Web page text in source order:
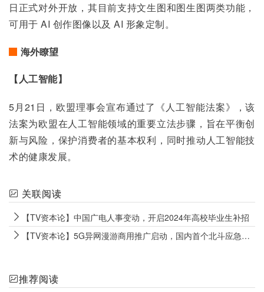
日正式对外开放，其目前支持文生图和图生图两类功能，
可用于 AI 创作图像以及 AI 形象定制。
海外瞭望
【人工智能】
5月21日，欧盟理事会宣布通过了《人工智能法案》，该
法案为欧盟在人工智能领域的重要立法步骤，旨在平衡创
新与风险，保护消费者的基本权利，同时推动人工智能技
术的健康发展。
关联阅读
【TV资本论】中国广电人事变动，开启2024年高校毕业生补招
【TV资本论】5G异网漫游商用推广启动，国内首个北斗应急广播技术规范发布
推荐阅读